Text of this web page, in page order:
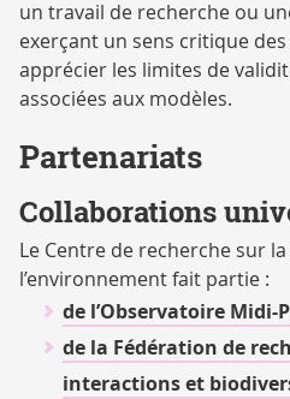
un travail de recherche ou
exerçant un sens critique
apprécier les limites de
associées aux modèles.
Partenariats
Collaborations
Le Centre de recherche sur
l’environnement fait partie :
de l’Observatoire Midi-
de la Fédération de
interactions et